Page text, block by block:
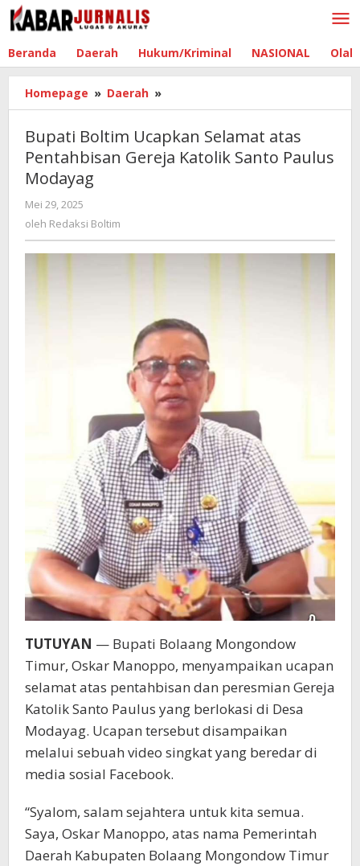
Lewati
ke
Beranda Daerah Hukum/Kriminal NASIONAL
Homepage » Daerah »
Boltim
Ucapkan
Selamat
atas
Paulus
Bupati Boltim Ucapkan Selamat atas
Pentahbisan Gereja Katolik Santo Paulus
Modayag
Mei 29, 2025
Redaksi
oleh Redaksi Boltim
TUTUYAN — Bupati Bolaang Mongondow
Timur, Oskar Manoppo, menyampaikan ucapan
selamat atas pentahbisan dan peresmian Gereja
Katolik Santo Paulus yang berlokasi di Desa
Modayag. Ucapan tersebut disampaikan
melalui sebuah video singkat yang beredar di
media sosial Facebook.
“Syalom, salam sejahtera untuk kita semua.
Saya, Oskar Manoppo, atas nama Pemerintah
Daerah Kabupaten Bolaang Mongondow Timur